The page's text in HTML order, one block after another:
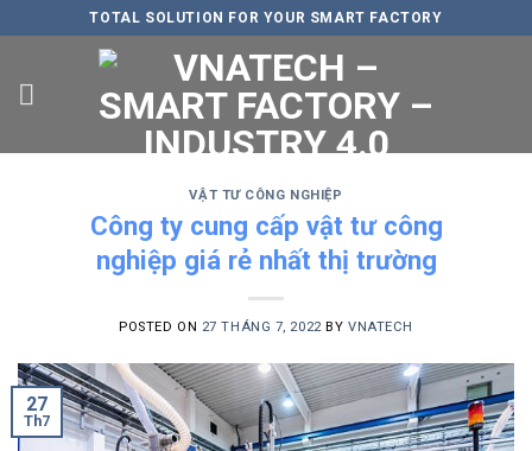
to
TOTAL SOLUTION FOR YOUR SMART FACTORY
VẬT TƯ CÔNG NGHIỆP
Công ty cung cấp vật tư công
nghiệp giá rẻ nhất thị trường
POSTED ON 27 THÁNG 7, 2022 BY VNATECH
27
Th7